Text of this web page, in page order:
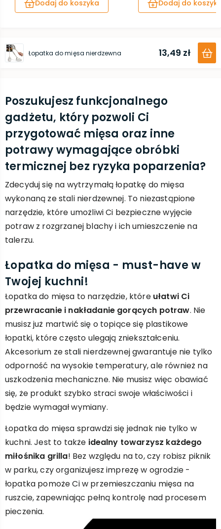
Dodaj do koszyka Dodaj do
Łopatka do mięsa nierdzewna 13,49 zł
Poszukujesz funkcjonalnego
gadżetu, który pozwoli Ci
przygotować mięsa oraz inne
potrawy wymagające obróbki
termicznej bez ryzyka poparzenia?
Zdecyduj się na wytrzymałą łopatkę do mięsa
wykonaną ze stali nierdzewnej. To niezastąpione
narzędzie, które umożliwi Ci bezpieczne wyjęcie
potraw z rozgrzanej blachy i ich umieszczenie na
talerzu.
Łopatka do mięsa - must-have w
Twojej kuchni!
Łopatka do mięsa to narzędzie, które ułatwi Ci
przewracanie i nakładanie gorących potraw. Nie
musisz już martwić się o topiące się plastikowe
łopatki, które często ulegają zniekształceniu.
Akcesorium ze stali nierdzewnej gwarantuje nie tylko
odporność na wysokie temperatury, ale również na
uszkodzenia mechaniczne. Nie musisz więc obawiać
się, że produkt szybko straci swoje właściwości i
będzie wymagał wymiany.
Łopatka do mięsa sprawdzi się jednak nie tylko w
kuchni. Jest to także idealny towarzysz każdego
miłośnika grilla! Bez względu na to, czy robisz piknik
w parku, czy organizujesz imprezę w ogrodzie -
łopatka pomoże Ci w przemieszczaniu mięsa na
ruszcie, zapewniając pełną kontrolę nad procesem
pieczenia.